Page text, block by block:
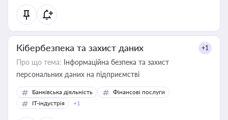
Кібербезпека та захист даних +1
Про що тема: Інформаційна безпека та захист
персональних даних на підприємстві
Банківська діяльність
Фінансові послуги
IT-індустрія
+1